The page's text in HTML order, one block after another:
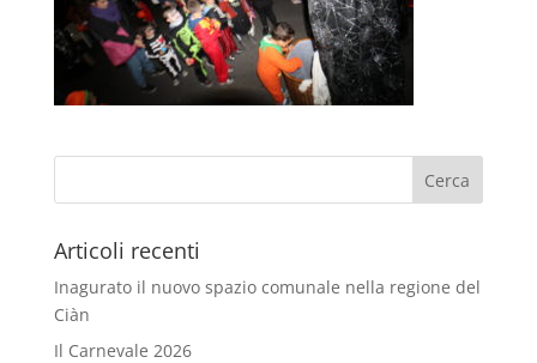
Articoli recenti
Inagurato il nuovo spazio comunale nella regione del
Ciàn
Il Carnevale 2026